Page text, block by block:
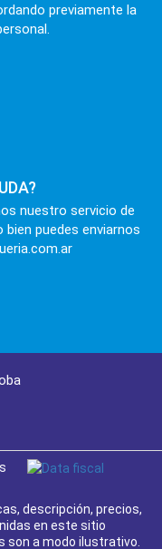
previamente la
nuestro servicio de
puedes enviarnos
descripción, precios,
en este sitio
son a modo ilustrativo.